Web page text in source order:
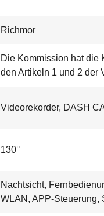
Richmor
Die Kommission hat die
den Artikeln 1 und 2 der
Videorekorder, DASH
130°
Nachtsicht,
WLAN, APP-Steuerung,